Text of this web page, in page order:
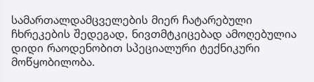
სამართალდამცველების მიერ ჩატარებული
ჩხრეკების შედეგად, ნივთმტკიცებად ამოღებულია
დიდი რაოდენობით სპეციალური ტექნიკური
მოწყობილობა.